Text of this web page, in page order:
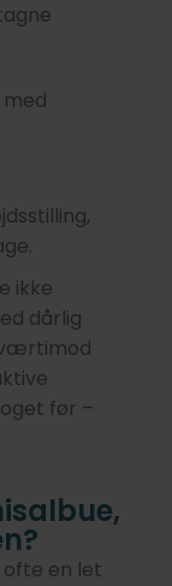
ikke
dårlig
før –
en let